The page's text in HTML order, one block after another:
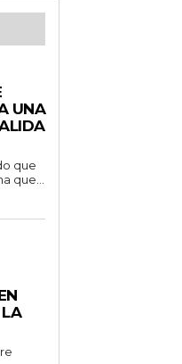
UNA
que
que...